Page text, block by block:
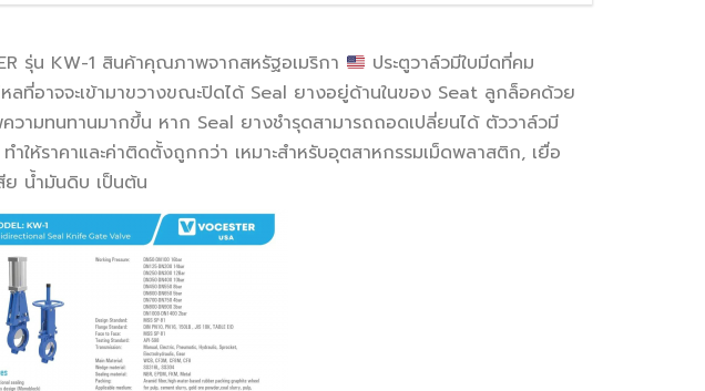
รุ่น KW-1 สินค้าคุณภาพจากสหรัฐอเมริกา
ประตูวาล์วมีใบมีดที่คม
ลที่อาจจะเข้ามาขวางขณะปิดได้ Seal ยางอยู่ด้านในของ Seat ลูกล็อคด้วย
วามทนทานมากขึ้น หาก Seal ยางชำรุดสามารถถอดเปลี่ยนได้ ตัววาล์วมี
ให้ราคาและค่าติดตั้งถูกกว่า เหมาะสำหรับอุตสาหกรรมเม็ดพลาสติก, เยื่อ
ย น้ำมันดิบ เป็นต้น